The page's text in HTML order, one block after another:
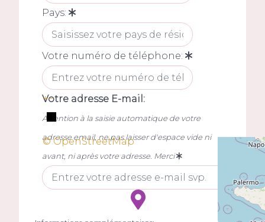
+−
© OpenStreetMap
Pays:
Votre numéro de téléphone:
Votre adresse E-mail:
Attention à la saisie automatique de votre
adresse email, ne pas laisser d'espace vide ni
avant, ni après votre adresse. Merci